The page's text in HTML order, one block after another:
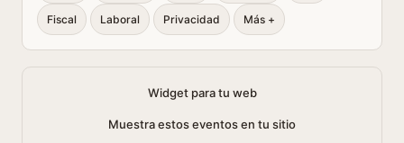
Fiscal Laboral Privacidad Más +
Widget para tu web
Muestra estos eventos en tu sitio